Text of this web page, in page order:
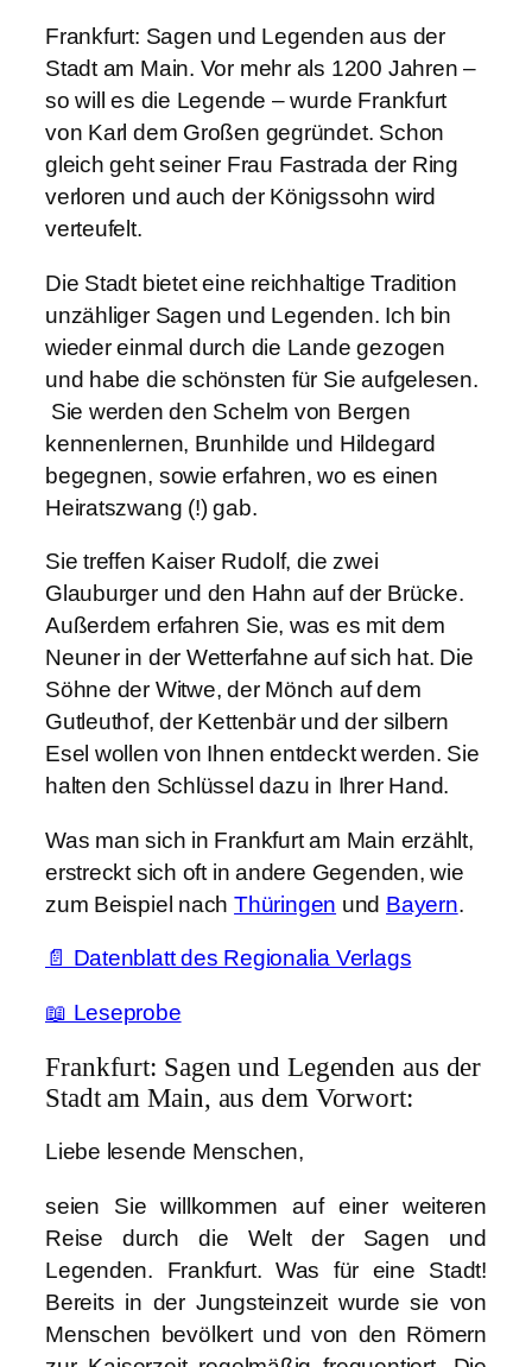
:
S
a
g
e
n
u
d
L
e
g
e
n
d
e
n
a
u
s
d
e
r
S
a
d
t
m
M
i
n
e
g
e
Frankfurt: Sagen und Legenden aus der
Stadt am Main. Vor mehr als 1200 Jahren –
so will es die Legende – wurde Frankfurt
von Karl dem Großen gegründet. Schon
gleich geht seiner Frau Fastrada der Ring
verloren und auch der Königssohn wird
verteufelt.
Die Stadt bietet eine reichhaltige Tradition
unzähliger Sagen und Legenden. Ich bin
wieder einmal durch die Lande gezogen
und habe die schönsten für Sie aufgelesen.
Sie werden den Schelm von Bergen
kennenlernen, Brunhilde und Hildegard
begegnen, sowie erfahren, wo es einen
Heiratszwang (!) gab.
Sie treffen Kaiser Rudolf, die zwei
Glauburger und den Hahn auf der Brücke.
Außerdem erfahren Sie, was es mit dem
Neuner in der Wetterfahne auf sich hat. Die
Söhne der Witwe, der Mönch auf dem
Gutleuthof, der Kettenbär und der silbern
Esel wollen von Ihnen entdeckt werden. Sie
halten den Schlüssel dazu in Ihrer Hand.
Was man sich in Frankfurt am Main erzählt,
erstreckt sich oft in andere Gegenden, wie
zum Beispiel nachThüringen und Bayern.
📄 Datenblatt des Regionalia Verlags
📖 Leseprobe
Frankfurt: Sagen und Legenden aus der
Stadt am Main, aus dem Vorwort:
Liebe lesende Menschen,
seien Sie willkommen auf einer weiteren
Reise durch die Welt der Sagen und
Legenden. Frankfurt. Was für eine Stadt!
Bereits in der Jungsteinzeit wurde sie von
Menschen bevölkert und von den Römern